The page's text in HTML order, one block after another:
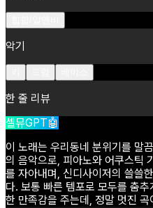
악기
한 줄 리뷰
셀뮤GPT🤖
이 노래는 우리동네 분위기를 말
의 음악으로, 피아노와 어쿠스틱
를 자아내며, 신디사이저의 쓸쓸한
다. 보통 빠른 템포로 모두를 춤추
한 만족감을 주는데, 정말 멋진 곡